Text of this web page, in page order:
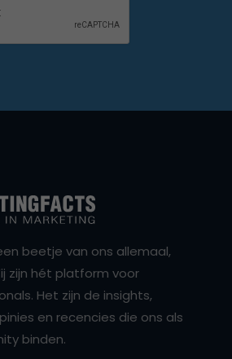
beetje van ons allemaal,
zijn hét platform voor
Het zijn de insights,
en recencies die ons als
binden.